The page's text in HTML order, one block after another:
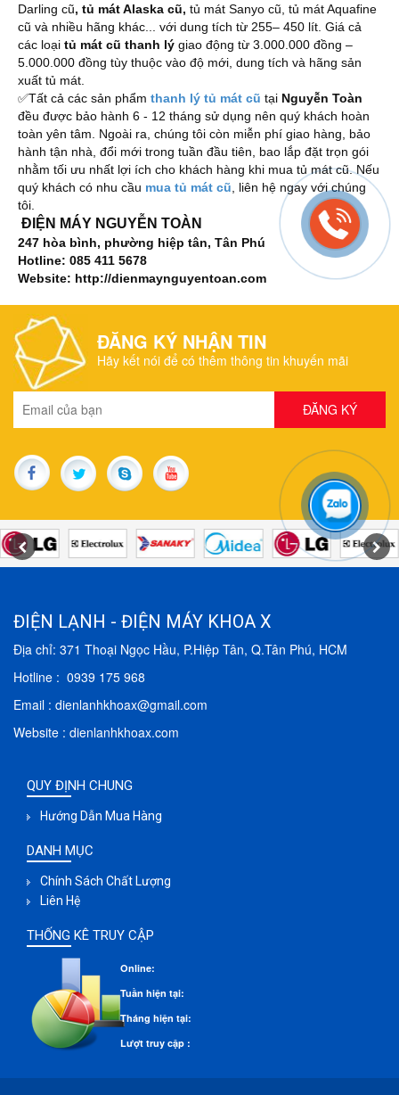
Darling cũ, tủ mát Alaska cũ, tủ mát Sanyo cũ, tủ mát Aquafine
cũ và nhiều hãng khác... với dung tích từ 255– 450 lít. Giá cả
các loại tủ mát cũ thanh lý giao động từ 3.000.000 đồng –
5.000.000 đồng tùy thuộc vào độ mới, dung tích và hãng sản
xuất tủ mát.
✅Tất cả các sản phẩm thanh lý tủ mát cũ tại
đều được bảo hành 6 - 12 tháng sử dụng nên quý khách hoàn
toàn yên tâm. Ngoài ra, chúng tôi còn miễn phí giao hàng, bảo
hành tận nhà, đổi mới trong tuần đầu tiên, bao lắp đặt trọn gói
nhằm tối ưu nhất lợi ích cho khách hàng khi mua tủ mát cũ. Nếu
quý khách có nhu cầu mua tủ mát cũ, liên hệ ngay với chúng
tôi.
ĐIỆN MÁY NGUYỄN TOÀN
247 hòa bình, phường hiệp tân, Tân Phú
Hotline: 085 411 5678
Website: http://dienmaynguyentoan.com
ĐĂNG KÝ NHẬN TIN
Hãy kết nói để có thêm thông tin khuyến mãi
ĐIỆN LẠNH - ĐIỆN MÁY KHOA X
Địa chỉ: 371 Thoại Ngọc Hầu, P.Hiệp Tân, Q.Tân Phú, HCM
Hotline : 0939 175 968
Email : dienlanhkhoax@gmail.com
Website : dienlanhkhoax.com
QUY ĐỊNH CHUNG
Hướng Dẫn Mua Hàng
DANH MỤC
Chính Sách Chất Lượng
Liên Hệ
THỐNG KÊ TRUY CẬP
Online:
Tuần hiện tại:
Tháng hiện tại:
Lượt truy cập :